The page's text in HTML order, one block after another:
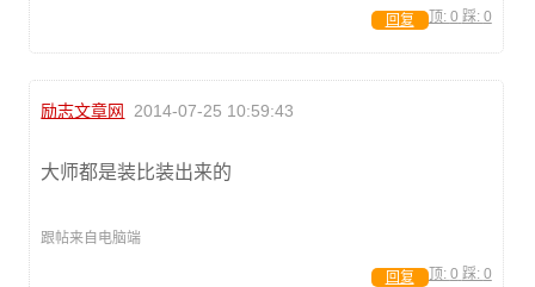
顶: 0 踩: 0
回复
励志文章网 2014-07-25 10:59:43
大师都是装比装出来的
跟帖来自电脑端
顶: 0 踩: 0
回复